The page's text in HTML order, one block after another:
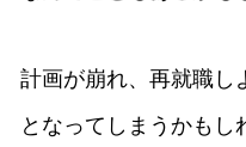
計画が崩れ、再就職し
となってしまうかもし